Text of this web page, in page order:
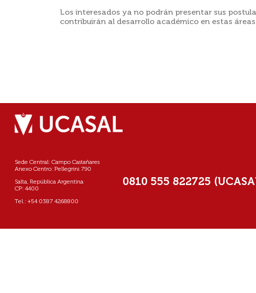
Los interesados ya no podrán presentar sus
contribuirán al desarrollo académico en estas
Sede Central: Campo Castañares
Anexo Centro: Pellegrini 790
Salta, República Argentina
CP: 4400
Tel.: +54 0387 4268800
0810 555 822725